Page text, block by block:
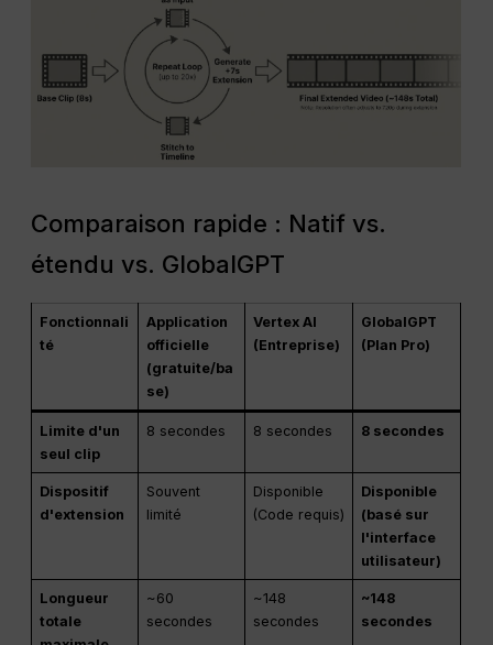
Comparaison rapide : Natif vs.
étendu vs. GlobalGPT
Fonctionnali
té
Application
officielle
(gratuite/ba
se)
Vertex AI
(Entreprise)
GlobalGPT
(Plan Pro)
Limite d'un
seul clip
8 secondes 8 secondes 8 secondes
Dispositif
d'extension
Souvent
limité
Disponible
(Code requis)
Disponible
(basé sur
l'interface
utilisateur)
Longueur
totale
~60
secondes
~148
secondes
~148
secondes